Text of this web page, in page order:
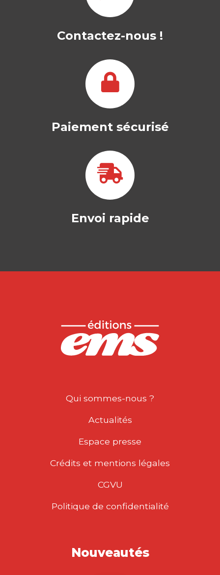
Contactez-nous !
Paiement sécurisé
Envoi rapide
Qui sommes-nous ?
Actualités
Espace presse
Crédits et mentions légales
CGVU
Politique de confidentialité
Nouveautés